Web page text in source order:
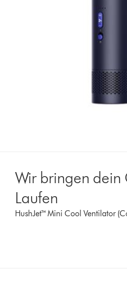
Wir bringen dein
Laufen
HushJet™ Mini Cool Ventilator